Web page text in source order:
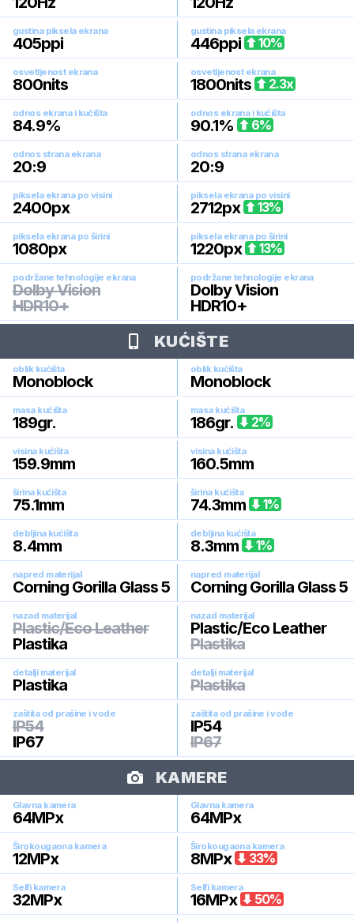
gustina piksela ekrana
405ppi
gustina piksela ekrana
446ppi 10%
osvetljenost ekrana
800nits
osvetljenost ekrana
1800nits 2.3x
odnos ekrana i kućišta
84.9%
odnos ekrana i kućišta
90.1% 6%
odnos strana ekrana
20:9
odnos strana ekrana
20:9
piksela ekrana po visini
2400px
piksela ekrana po visini
2712px 13%
piksela ekrana po širini
1080px
piksela ekrana po širini
1220px 13%
podržane tehnologije ekrana
Dolby Vision
HDR10+
podržane tehnologije ekrana
Dolby Vision
HDR10+
KUĆIŠTE
oblik kućišta
Monoblock
oblik kućišta
Monoblock
masa kućišta
189gr.
masa kućišta
186gr. 2%
visina kućišta
159.9mm
visina kućišta
160.5mm
širina kućišta
75.1mm
širina kućišta
74.3mm 1%
debljina kućišta
8.4mm
debljina kućišta
8.3mm 1%
napred materijal
Corning Gorilla Glass 5
napred materijal
Corning Gorilla Glass 5
nazad materijal
Plastic/Eco Leather
Plastika
nazad materijal
Plastic/Eco Leather
Plastika
detalji materijal
Plastika
detalji materijal
Plastika
zaštita od prašine i vode
IP54
IP67
zaštita od prašine i vode
IP54
IP67
KAMERE
Glavna kamera
64MPx
Glavna kamera
64MPx
Širokougaona kamera
12MPx
Širokougaona kamera
8MPx 33%
Selfi kamera
32MPx
Selfi kamera
16MPx 50%